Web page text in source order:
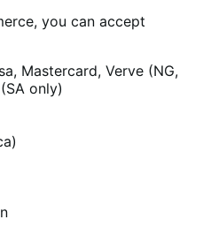
you can accept
Mastercard, Verve (NG,
only)